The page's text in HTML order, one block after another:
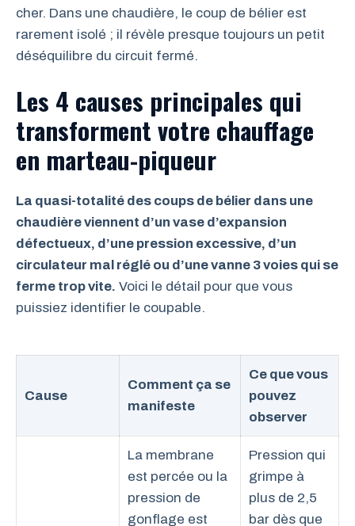
cher. Dans une chaudière, le coup de bélier est
rarement isolé ; il révèle presque toujours un petit
déséquilibre du circuit fermé.
Les 4 causes principales qui
transforment votre chauffage
en marteau-piqueur
La quasi-totalité des coups de bélier dans une
chaudière viennent d’un vase d’expansion
défectueux, d’une pression excessive, d’un
circulateur mal réglé ou d’une vanne 3 voies qui se
ferme trop vite. Voici le détail pour que vous
puissiez identifier le coupable.
Cause
Comment ça se
manifeste
Ce que vous
pouvez
observer
La membrane
est percée ou la
pression de
gonflage est
Pression qui
grimpe à
plus de 2,5
bar dès que